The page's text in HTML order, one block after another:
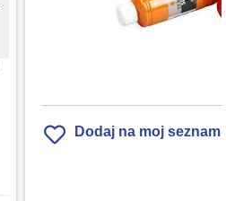
Dodaj na moj seznam